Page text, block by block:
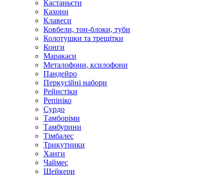
Кастаньєти
Кахони
Клавеси
Ковбели, тон-блоки, туби
Колотушки та трещітки
Конги
Маракаси
Металофони, ксилофони
Пандейро
Перкусійні набори
Рейнстіки
Репініко
Сурдо
Тамборіми
Тамбурини
Тімбалес
Трикутники
Ханги
Чаймес
Шейкери